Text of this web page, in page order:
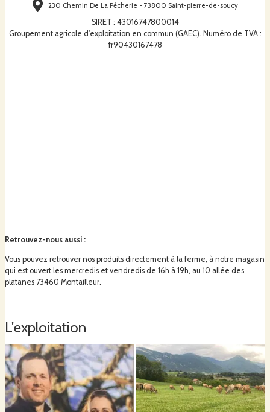
230 Chemin De La Pêcherie - 73800 Saint-pierre-de-soucy
SIRET : 43016747800014
Groupement agricole d'exploitation en commun (GAEC). Numéro de TVA :
fr90430167478
Retrouvez-nous aussi :
Vous pouvez retrouver nos produits directement à la ferme, à notre magasin
qui est ouvert les mercredis et vendredis de 16h à 19h, au 10 allée des
platanes 73460 Montailleur.
L'exploitation